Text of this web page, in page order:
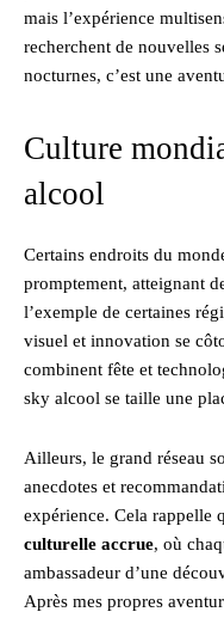
mais l’expérience
recherchent de nouvelles
nocturnes, c’est une
Culture
alcool
Certains endroits du
promptement, atteignant
l’exemple de certaines
visuel et innovation se
combinent fête et
sky alcool se taille une
Ailleurs, le grand réseau
anecdotes et
expérience. Cela rappelle
culturelle accrue, où
ambassadeur d’une
Après mes propres